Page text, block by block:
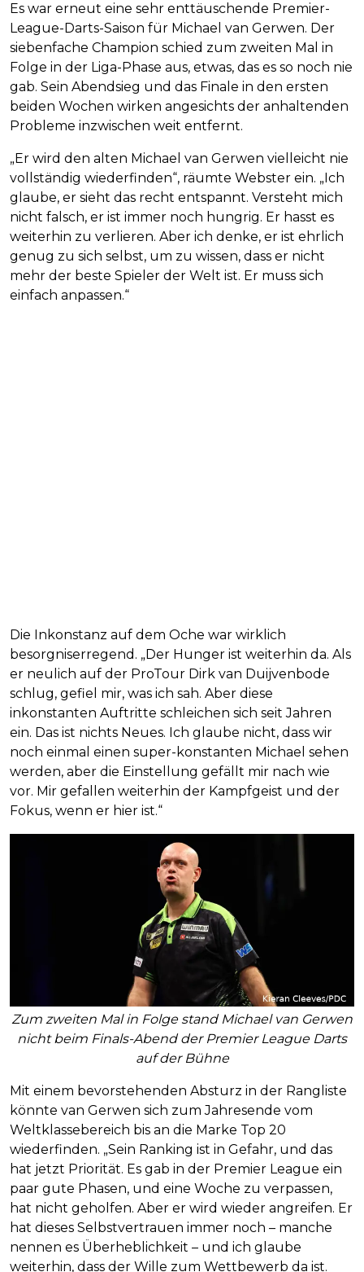
Es war erneut eine sehr enttäuschende Premier-
League-Darts-Saison für Michael van Gerwen. Der
siebenfache Champion schied zum zweiten Mal in
Folge in der Liga-Phase aus, etwas, das es so noch nie
gab. Sein Abendsieg und das Finale in den ersten
beiden Wochen wirken angesichts der anhaltenden
Probleme inzwischen weit entfernt.
„Er wird den alten Michael van Gerwen vielleicht nie
vollständig wiederfinden“, räumte Webster ein. „Ich
glaube, er sieht das recht entspannt. Versteht mich
nicht falsch, er ist immer noch hungrig. Er hasst es
weiterhin zu verlieren. Aber ich denke, er ist ehrlich
genug zu sich selbst, um zu wissen, dass er nicht
mehr der beste Spieler der Welt ist. Er muss sich
einfach anpassen.“
Die Inkonstanz auf dem Oche war wirklich
besorgniserregend. „Der Hunger ist weiterhin da. Als
er neulich auf der ProTour Dirk van Duijvenbode
schlug, gefiel mir, was ich sah. Aber diese
inkonstanten Auftritte schleichen sich seit Jahren
ein. Das ist nichts Neues. Ich glaube nicht, dass wir
noch einmal einen super-konstanten Michael sehen
werden, aber die Einstellung gefällt mir nach wie
vor. Mir gefallen weiterhin der Kampfgeist und der
Fokus, wenn er hier ist.“
Zum zweiten Mal in Folge stand Michael van Gerwen
nicht beim Finals-Abend der Premier League Darts
auf der Bühne
Mit einem bevorstehenden Absturz in der Rangliste
könnte van Gerwen sich zum Jahresende vom
Weltklassebereich bis an die Marke Top 20
wiederfinden. „Sein Ranking ist in Gefahr, und das
hat jetzt Priorität. Es gab in der Premier League ein
paar gute Phasen, und eine Woche zu verpassen,
hat nicht geholfen. Aber er wird wieder angreifen. Er
hat dieses Selbstvertrauen immer noch – manche
nennen es Überheblichkeit – und ich glaube
weiterhin, dass der Wille zum Wettbewerb da ist.